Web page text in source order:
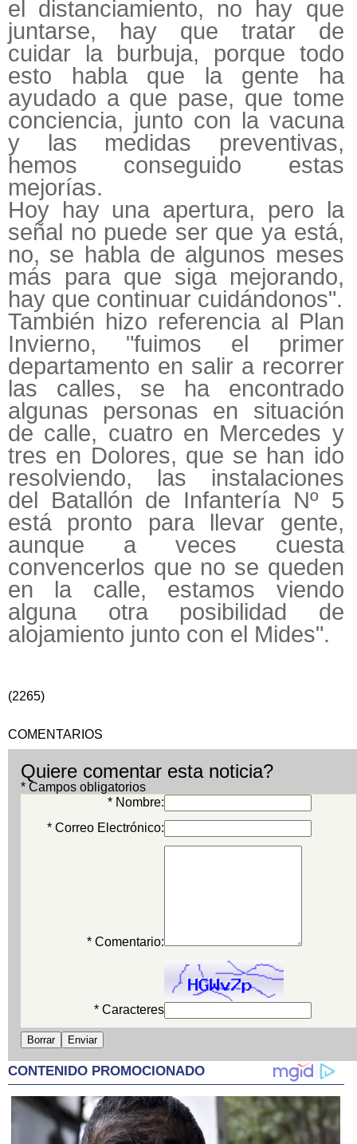
el distanciamiento, no hay que
juntarse, hay que tratar de
cuidar la burbuja, porque todo
esto habla que la gente ha
ayudado a que pase, que tome
conciencia, junto con la vacuna
y las medidas preventivas,
hemos conseguido estas
mejorías.
Hoy hay una apertura, pero la
señal no puede ser que ya está,
no, se habla de algunos meses
más para que siga mejorando,
hay que continuar cuidándonos".
También hizo referencia al Plan
Invierno, "fuimos el primer
departamento en salir a recorrer
las calles, se ha encontrado
algunas personas en situación
de calle, cuatro en Mercedes y
tres en Dolores, que se han ido
resolviendo, las instalaciones
del Batallón de Infantería Nº 5
está pronto para llevar gente,
aunque a veces cuesta
convencerlos que no se queden
en la calle, estamos viendo
alguna otra posibilidad de
alojamiento junto con el Mides".
(2265)
COMENTARIOS
Quiere comentar esta noticia?
* Campos obligatorios
* Nombre:
* Correo Electrónico:
* Comentario:
* Caracteres